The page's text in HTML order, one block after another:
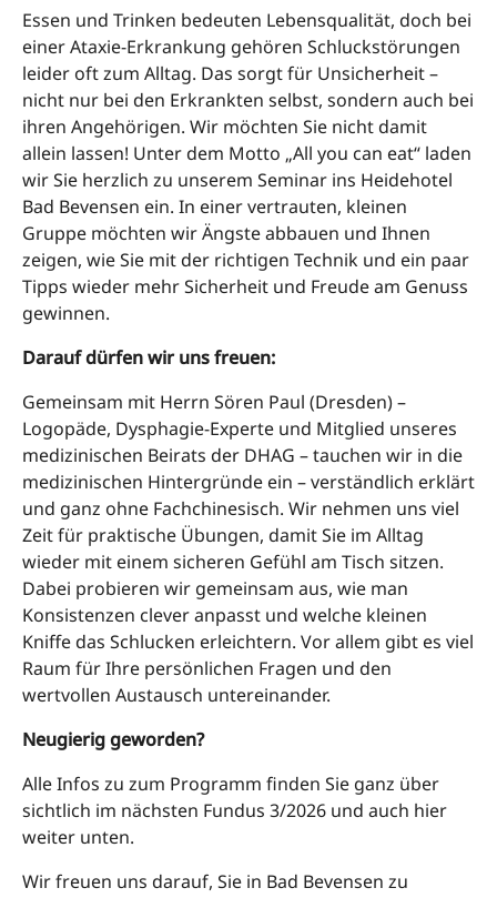
Essen und Trinken bedeuten Lebensqualität, doch bei
einer Ataxie-Erkrankung gehören Schluckstörungen
leider oft zum Alltag. Das sorgt für Unsicherheit –
nicht nur bei den Erkrankten selbst, sondern auch bei
ihren Angehörigen. Wir möchten Sie nicht damit
allein lassen! Unter dem Motto „All you can eat“ laden
wir Sie herzlich zu unserem Seminar ins Heidehotel
Bad Bevensen ein. In einer vertrauten, kleinen
Gruppe möchten wir Ängste abbauen und Ihnen
zeigen, wie Sie mit der richtigen Technik und ein paar
Tipps wieder mehr Sicherheit und Freude am Genuss
gewinnen.
Darauf dürfen wir uns freuen:
Gemeinsam mit Herrn Sören Paul (Dresden) –
Logopäde, Dysphagie-Experte und Mitglied unseres
medizinischen Beirats der DHAG – tauchen wir in die
medizinischen Hintergründe ein – verständlich erklärt
und ganz ohne Fachchinesisch. Wir nehmen uns viel
Zeit für praktische Übungen, damit Sie im Alltag
wieder mit einem sicheren Gefühl am Tisch sitzen.
Dabei probieren wir gemeinsam aus, wie man
Konsistenzen clever anpasst und welche kleinen
Kniffe das Schlucken erleichtern. Vor allem gibt es viel
Raum für Ihre persönlichen Fragen und den
wertvollen Austausch untereinander.
Neugierig geworden?
Alle Infos zu zum Programm finden Sie ganz über
sichtlich im nächsten Fundus 3/2026 und auch hier
weiter unten.
Wir freuen uns darauf, Sie in Bad Bevensen zu